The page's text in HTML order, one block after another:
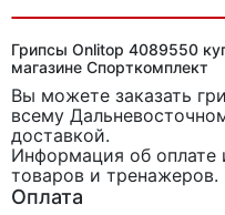
Грипсы Onlitop 4089550
магазине Спорткомплект
Вы можете заказать
всему
доставкой.
Информация об оплате
товаров и тренажеров.
Оплата